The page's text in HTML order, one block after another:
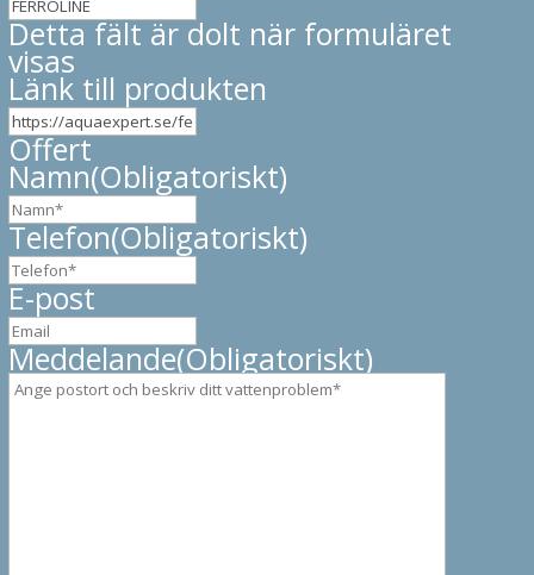
Detta fält är dolt när formuläret
visas
Länk till produkten
Offert
Namn(Obligatoriskt)
Telefon(Obligatoriskt)
E-post
Meddelande(Obligatoriskt)